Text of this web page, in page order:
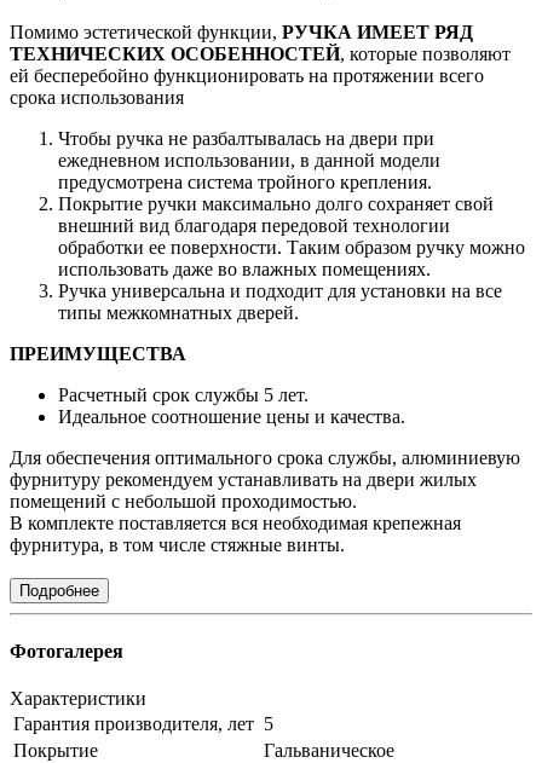
Помимо эстетической функции, РУЧКА ИМЕЕТ РЯД
ТЕХНИЧЕСКИХ ОСОБЕННОСТЕЙ, которые позволяют
ей бесперебойно функционировать на протяжении всего
срока использования
Чтобы ручка не разбалтывалась на двери при
ежедневном использовании, в данной модели
предусмотрена система тройного крепления.
Покрытие ручки максимально долго сохраняет свой
внешний вид благодаря передовой технологии
обработки ее поверхности. Таким образом ручку можно
использовать даже во влажных помещениях.
Ручка универсальна и подходит для установки на все
типы межкомнатных дверей.
ПРЕИМУЩЕСТВА
Расчетный срок службы 5 лет.
Идеальное соотношение цены и качества.
Для обеспечения оптимального срока службы, алюминиевую
фурнитуру рекомендуем устанавливать на двери жилых
помещений с небольшой проходимостью.
В комплекте поставляется вся необходимая крепежная
фурнитура, в том числе стяжные винты.
Подробнее
Фотогалерея
Характеристики
Гарантия производителя, лет 5
Покрытие
Гальваническое